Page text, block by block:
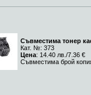
Съвместима тонер
Кат. №: 373
Цена: 14.40 лв./7.36 €
Съвместима брой